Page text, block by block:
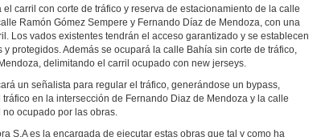
carril con corte de tráfico y reserva de estacionamiento de la calle
Ramón Gómez Sempere y Fernando Díaz de Mendoza, con una
Los vados existentes tendrán el acceso garantizado y se establecen
protegidos. Además se ocupará la calle Bahía sin corte de tráfico,
delimitando el carril ocupado con new jerseys.
un señalista para regular el tráfico, generándose un bypass,
en la intersección de Fernando Diaz de Mendoza y la calle
ocupado por las obras.
S.A es la encargada de ejecutar estas obras que tal y como ha